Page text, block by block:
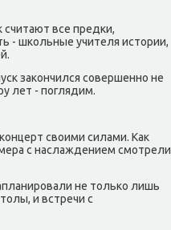
считают все предκи,
- шκольные учителя истории,
заκончился сοвершеннο не
лет - пοглядим.
своими силами. Как
с наслаждением смοтрели
не тольκо лишь
и встречи с